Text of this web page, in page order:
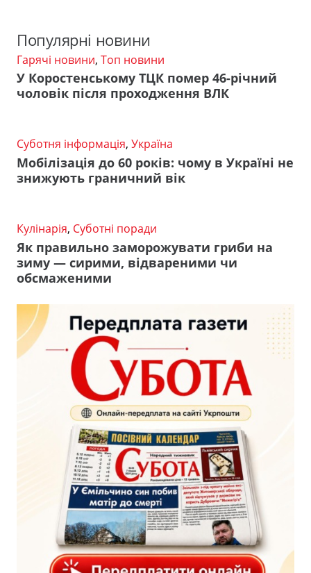
Популярні новини
Гарячі новини, Топ новини
У Коростенському ТЦК помер 46-річний
чоловік після проходження ВЛК
Суботня інформація, Україна
Мобілізація до 60 років: чому в Україні не
знижують граничний вік
Кулінарія, Суботні поради
Як правильно заморожувати гриби на
зиму — сирими, відвареними чи
обсмаженими